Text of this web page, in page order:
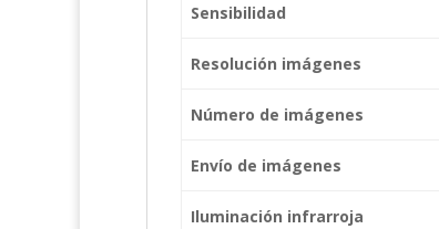
Sensibilidad
Resolución imágenes
Número de imágenes
Envío de imágenes
Iluminación infrarroja